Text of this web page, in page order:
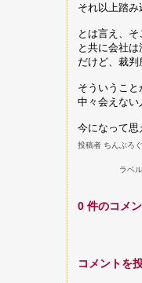
それ以上踏み
とは言え、
と共に会社は
だけど、裁判
そういうこ
中々会えない
今になって思
投稿者 ちんぶろぐ
ラベ
0 件のコメ
コメントを